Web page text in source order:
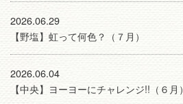
2026.06.29
【野塩】虹って何色？（７月）
2026.06.04
【中央】ヨーヨーにチャレンジ!!（６月）